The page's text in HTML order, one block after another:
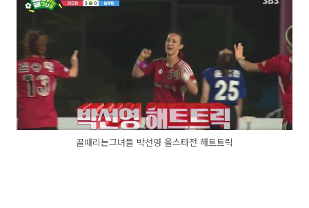
골때리는그녀들 박선영 올스타전 해트트릭